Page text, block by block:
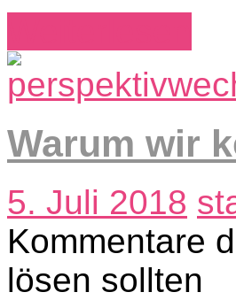
Warum wir
5. Juli 2018
Kommentare
lösen sollten